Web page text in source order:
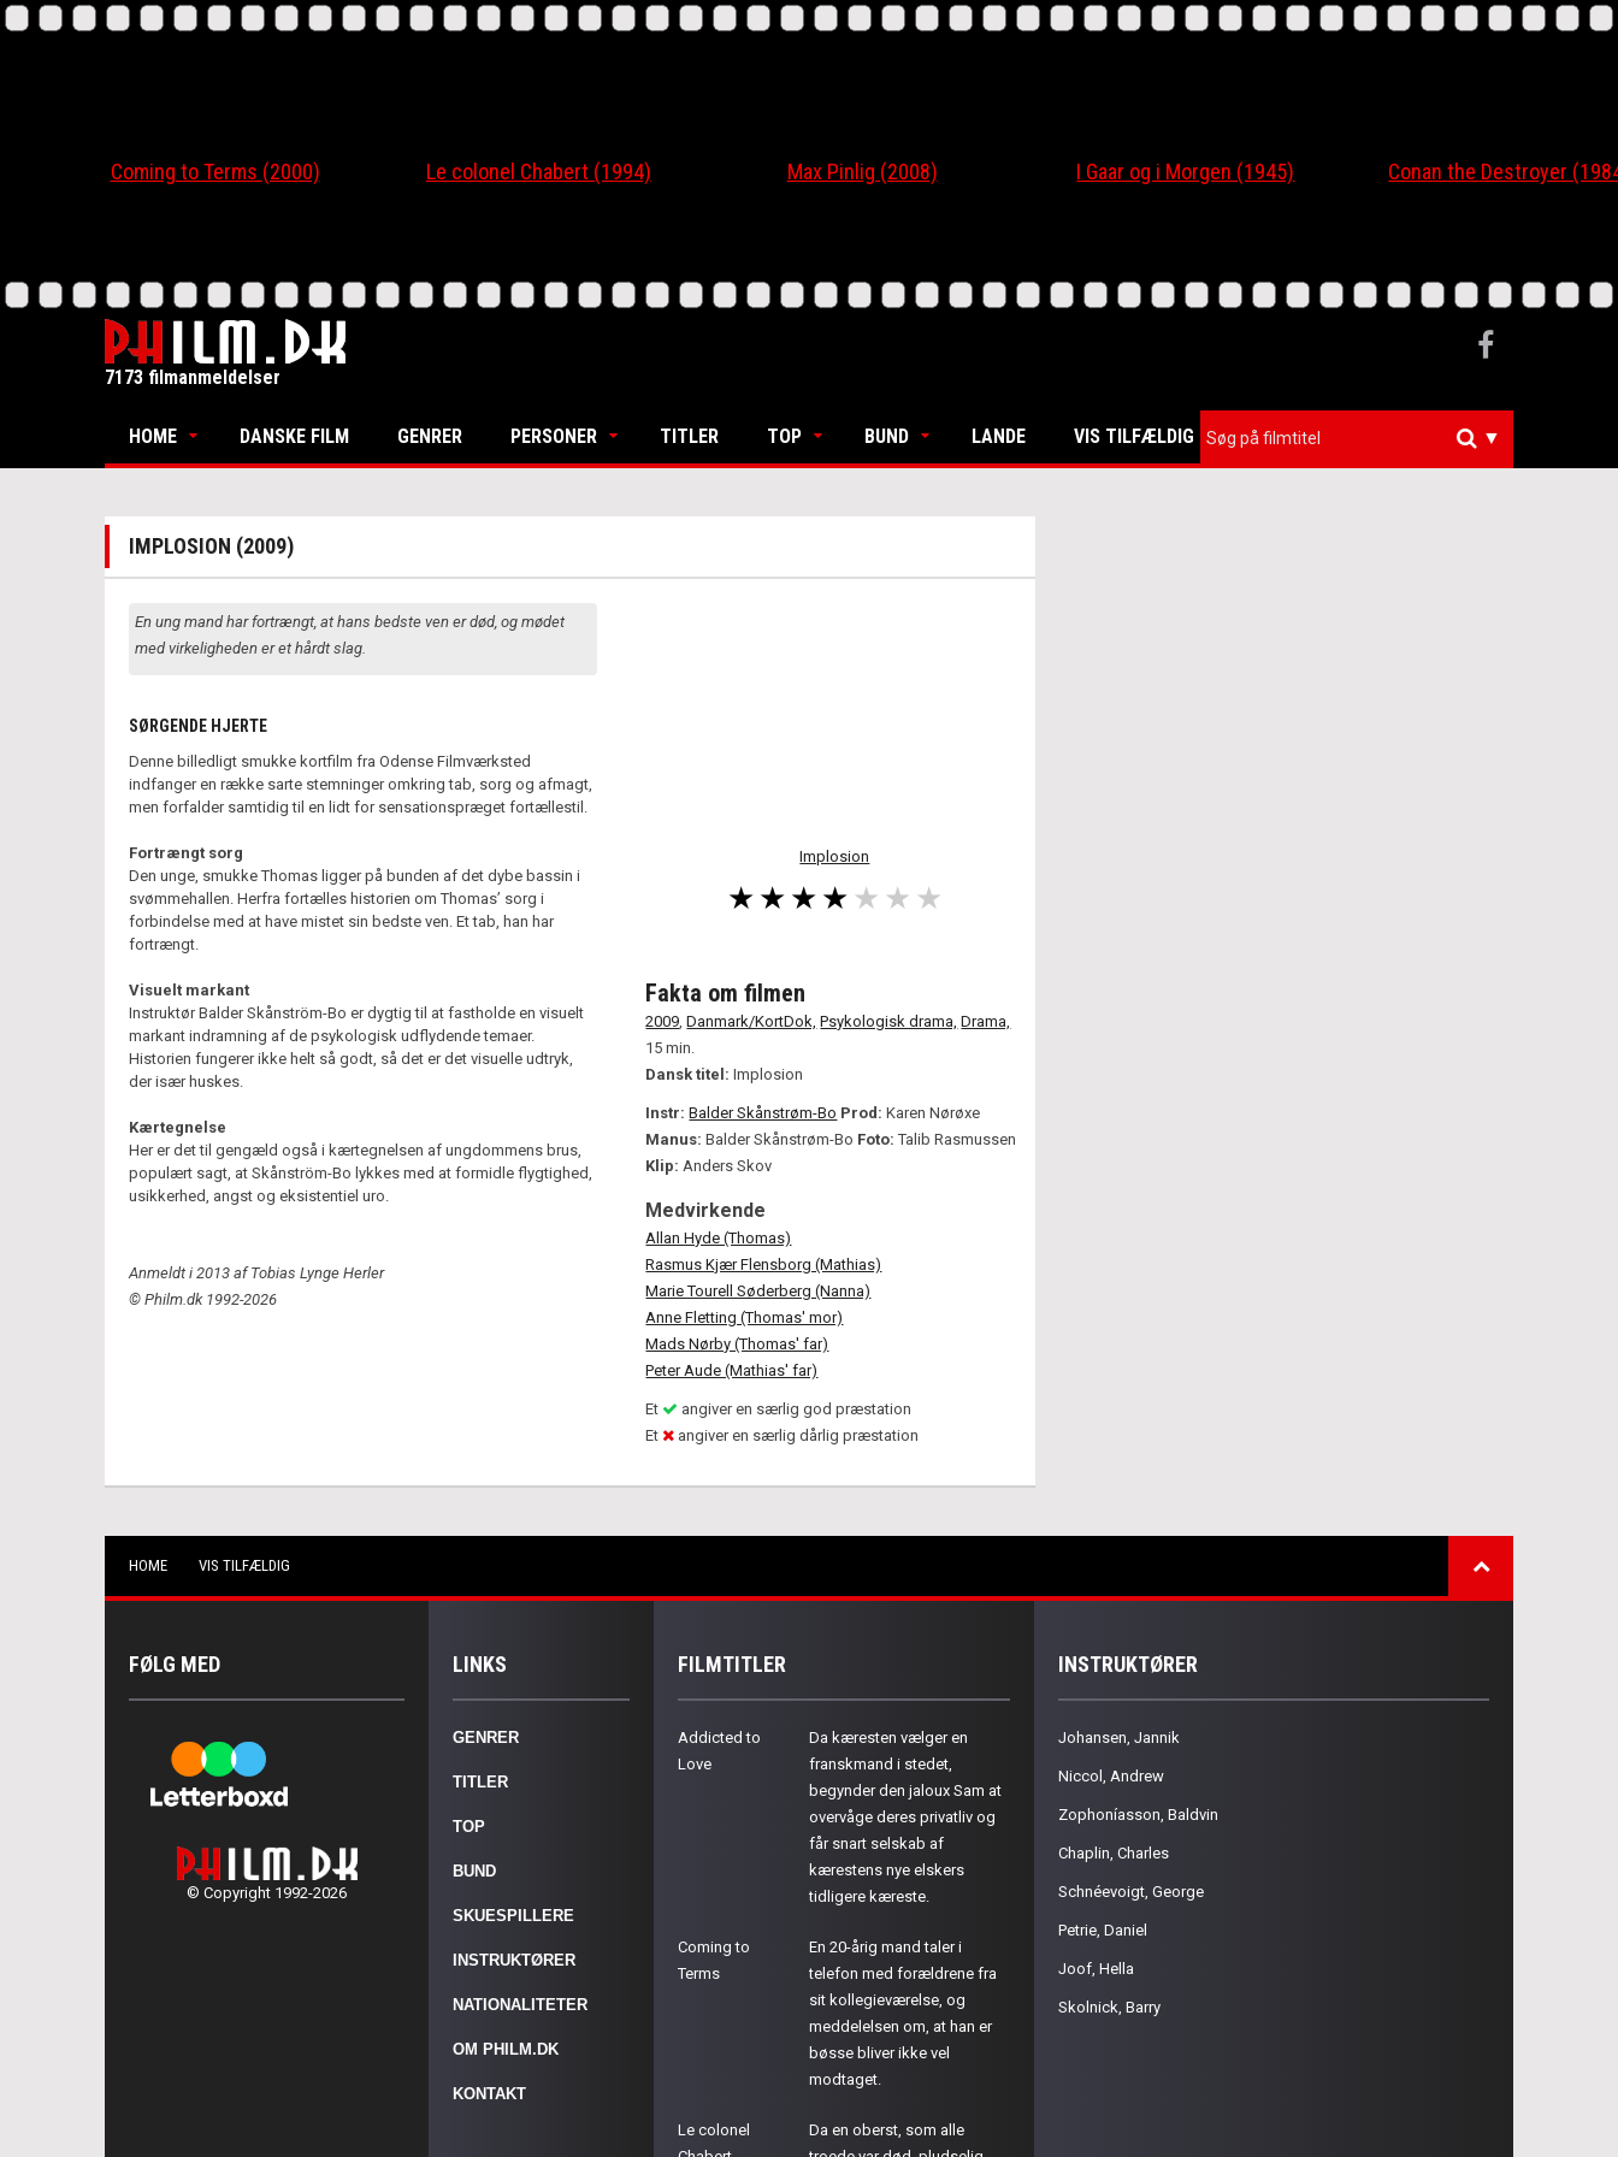
Coming to Terms (2000) Le colonel Chabert (1994) Max Pinlig (2008) I Gaar og i Morgen (1945) Conan the Destroyer (1984)
7173 filmanmeldelser
HOME DANSKE FILM GENRER PERSONER TITLER TOP BUND LANDE VIS TILFÆLDIG ▼
IMPLOSION (2009)
Implosion
En ung mand har fortrængt, at hans bedste ven er død, og mødet
med virkeligheden er et hårdt slag.
SØRGENDE HJERTE
Denne billedligt smukke kortfilm fra Odense Filmværksted
indfanger en række sarte stemninger omkring tab, sorg og afmagt,
men forfalder samtidig til en lidt for sensationspræget fortællestil.
Fortrængt sorg
Den unge, smukke Thomas ligger på bunden af det dybe bassin i
svømmehallen. Herfra fortælles historien om Thomas’ sorg i
forbindelse med at have mistet sin bedste ven. Et tab, han har
fortrængt.
Visuelt markant
Instruktør Balder Skånström-Bo er dygtig til at fastholde en visuelt
markant indramning af de psykologisk udflydende temaer.
Historien fungerer ikke helt så godt, så det er det visuelle udtryk,
der især huskes.
Kærtegnelse
Her er det til gengæld også i kærtegnelsen af ungdommens brus,
populært sagt, at Skånström-Bo lykkes med at formidle flygtighed,
usikkerhed, angst og eksistentiel uro.
Anmeldt i 2013 af Tobias Lynge Herler
© Philm.dk 1992-2026
Fakta om filmen
2009,Danmark/KortDok, Psykologisk drama, Drama,
15 min.
Dansk titel:Implosion
Instr: Balder Skånstrøm-Bo Prod: Karen Nørøxe
Manus: Balder Skånstrøm-Bo Foto: Talib Rasmussen
Klip: Anders Skov
Medvirkende
Allan Hyde (Thomas)
Rasmus Kjær Flensborg (Mathias)
Marie Tourell Søderberg (Nanna)
Anne Fletting (Thomas' mor)
Mads Nørby (Thomas' far)
Peter Aude (Mathias' far)
Et
angiver en særlig god præstation
Et
angiver en særlig dårlig præstation
HOME VIS TILFÆLDIG
FØLG MED
© Copyright 1992-2026
LINKS
GENRER
TITLER
TOP
BUND
SKUESPILLERE
INSTRUKTØRER
NATIONALITETER
OM PHILM.DK
KONTAKT
FILMTITLER
Addicted to
Love
Da kæresten vælger en
franskmand i stedet,
begynder den jaloux Sam at
overvåge deres privatliv og
får snart selskab af
kærestens nye elskers
tidligere kæreste.
Coming to
Terms
En 20-årig mand taler i
telefon med forældrene fra
sit kollegieværelse, og
meddelelsen om, at han er
bøsse bliver ikke vel
modtaget.
Le colonel
Da en oberst, som alle
INSTRUKTØRER
Johansen, Jannik
Niccol, Andrew
Zophoníasson, Baldvin
Chaplin, Charles
Schnéevoigt, George
Petrie, Daniel
Joof, Hella
Skolnick, Barry